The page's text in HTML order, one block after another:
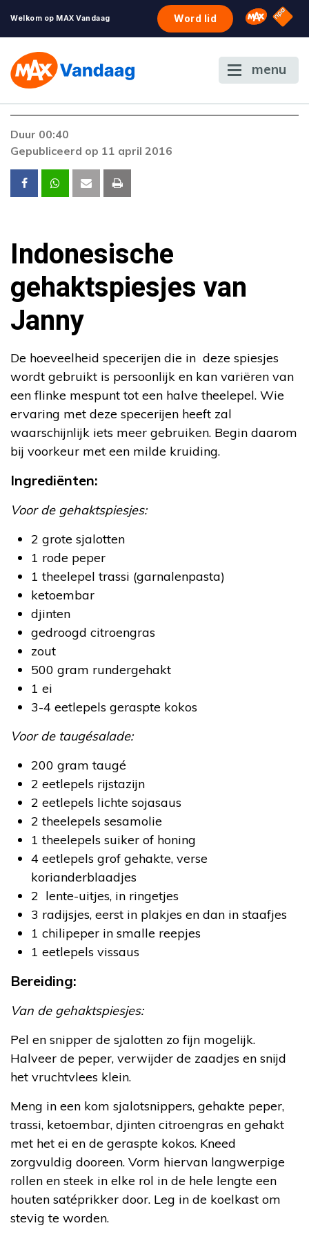
Welkom op MAX Vandaag Word lid Omroep
NPO
menu
Duur 00:40
Gepubliceerd op 11 april 2016
Indonesische
gehaktspiesjes van
Janny
De hoeveelheid specerijen die in deze spiesjes
wordt gebruikt is persoonlijk en kan variëren van
een flinke mespunt tot een halve theelepel. Wie
ervaring met deze specerijen heeft zal
waarschijnlijk iets meer gebruiken. Begin daarom
bij voorkeur met een milde kruiding.
Ingrediënten:
Voor de gehaktspiesjes:
2 grote sjalotten
1 rode peper
1 theelepel trassi (garnalenpasta)
ketoembar
djinten
gedroogd citroengras
zout
500 gram rundergehakt
1 ei
3-4 eetlepels geraspte kokos
Voor de taugésalade:
200 gram taugé
2 eetlepels rijstazijn
2 eetlepels lichte sojasaus
2 theelepels sesamolie
1 theelepels suiker of honing
4 eetlepels grof gehakte, verse
korianderblaadjes
2 lente-uitjes, in ringetjes
3 radijsjes, eerst in plakjes en dan in staafjes
1 chilipeper in smalle reepjes
1 eetlepels vissaus
Bereiding:
Van de gehaktspiesjes:
Pel en snipper de sjalotten zo fijn mogelijk.
Halveer de peper, verwijder de zaadjes en snijd
het vruchtvlees klein.
Meng in een kom sjalotsnippers, gehakte peper,
trassi, ketoembar, djinten citroengras en gehakt
met het ei en de geraspte kokos. Kneed
zorgvuldig dooreen. Vorm hiervan langwerpige
rollen en steek in elke rol in de hele lengte een
houten satéprikker door. Leg in de koelkast om
stevig te worden.